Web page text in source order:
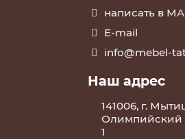
написать в
E-mail
info@mebel-
Наш адрес
141006, г.
Олимпийский
1